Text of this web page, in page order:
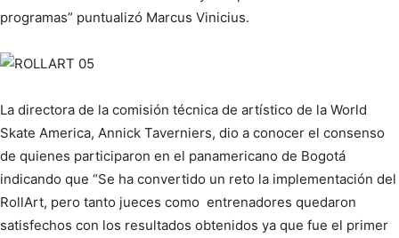
programas” puntualizó Marcus Vinicius.
La directora de la comisión técnica de artístico de la World
Skate America, Annick Taverniers, dio a conocer el consenso
de quienes participaron en el panamericano de Bogotá
indicando que “Se ha convertido un reto la implementación del
RollArt, pero tanto jueces como entrenadores quedaron
satisfechos con los resultados obtenidos ya que fue el primer